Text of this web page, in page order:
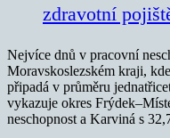
zdravotní
Nejvíce dnů v pracovní
Moravskoslezském kraji,
připadá v průměru
vykazuje okres
neschopnost a Karviná s